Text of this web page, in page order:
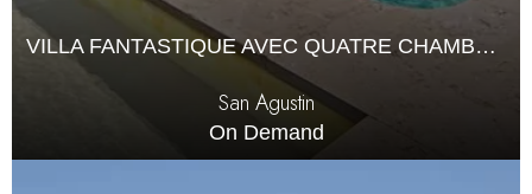
VILLA FANTASTIQUE AVEC QUATRE CHAMBRES À COUCHER
San Agustin
On Demand